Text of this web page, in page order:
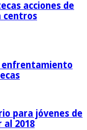
acciones de
centros
enfrentamiento
para jóvenes de
al 2018